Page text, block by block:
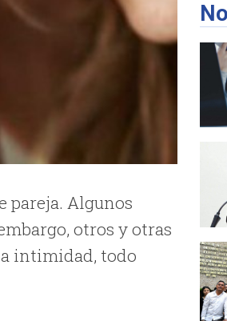
pareja. Algunos
otros y otras
intimidad, todo